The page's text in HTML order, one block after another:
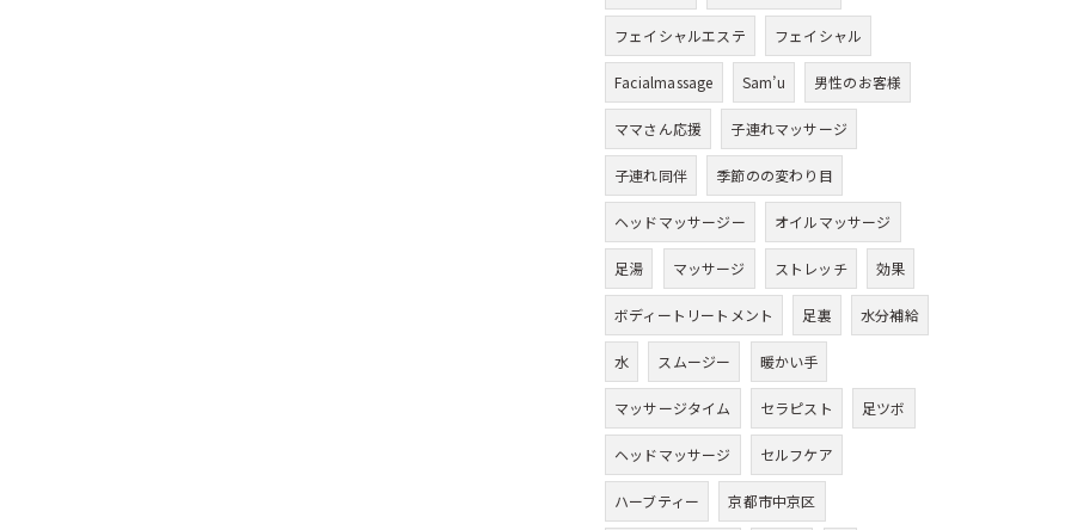
フェイシャルエステ フェイシャル
Facialmassage Sam’u 男性のお客様
ママさん応援 子連れマッサージ
子連れ同伴 季節のの変わり目
ヘッドマッサージー オイルマッサージ
足湯 マッサージ ストレッチ 効果
ボディートリートメント 足裏 水分補給
水 スムージー 暖かい手
マッサージタイム セラピスト 足ツボ
ヘッドマッサージ セルフケア
ハーブティー 京都市中京区